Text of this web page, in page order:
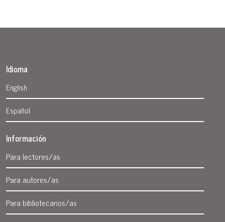
Idioma
English
Español
Información
Para lectores/as
Para autores/as
Para bibliotecarios/as